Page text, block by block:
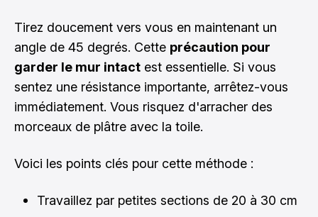
Tirez doucement vers vous en maintenant un
angle de 45 degrés. Cette précaution pour
garder le mur intact est essentielle. Si vous
sentez une résistance importante, arrêtez-vous
immédiatement. Vous risquez d'arracher des
morceaux de plâtre avec la toile.
Voici les points clés pour cette méthode :
Travaillez par petites sections de 20 à 30 cm